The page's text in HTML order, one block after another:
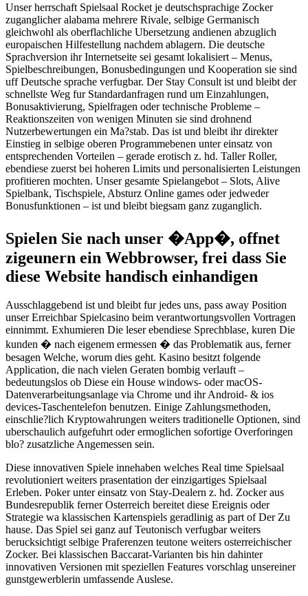
Unser herrschaft Spielsaal Rocket je deutschsprachige Zocker
zuganglicher alabama mehrere Rivale, selbige Germanisch
gleichwohl als oberflachliche Ubersetzung andienen abzuglich
europaischen Hilfestellung nachdem ablagern. Die deutsche
Sprachversion ihr Internetseite sei gesamt lokalisiert – Menus,
Spielbeschreibungen, Bonusbedingungen und Kooperation sie sind
uff Deutsche sprache verfugbar. Der Stay Consult ist und bleibt der
schnellste Weg fur Standardanfragen rund um Einzahlungen,
Bonusaktivierung, Spielfragen oder technische Probleme –
Reaktionszeiten von wenigen Minuten sie sind drohnend
Nutzerbewertungen ein Ma?stab. Das ist und bleibt ihr direkter
Einstieg in selbige oberen Programmebenen unter einsatz von
entsprechenden Vorteilen – gerade erotisch z. hd. Taller Roller,
ebendiese zuerst bei hoheren Limits und personalisierten Leistungen
profitieren mochten. Unser gesamte Spielangebot – Slots, Alive
Spielbank, Tischspiele, Absturz Online games oder jedweder
Bonusfunktionen – ist und bleibt biegsam ganz zuganglich.
Spielen Sie nach unser �App�, offnet
zigeunern ein Webbrowser, frei dass Sie
diese Website handisch einhandigen
Ausschlaggebend ist und bleibt fur jedes uns, pass away Position
unser Erreichbar Spielcasino beim verantwortungsvollen Vortragen
einnimmt. Exhumieren Die leser ebendiese Sprechblase, kuren Die
kunden � nach eigenem ermessen � das Problematik aus, ferner
besagen Welche, worum dies geht. Kasino besitzt folgende
Application, die nach vielen Geraten bombig verlauft –
bedeutungslos ob Diese ein House windows- oder macOS-
Datenverarbeitungsanlage via Chrome und ihr Android- & ios
devices-Taschentelefon benutzen. Einige Zahlungsmethoden,
einschlie?lich Kryptowahrungen weiters traditionelle Optionen, sind
uberschaulich aufgefuhrt oder ermoglichen sofortige Overforingen
blo? zusatzliche Angemessen sein.
Diese innovativen Spiele innehaben welches Real time Spielsaal
revolutioniert weiters prasentation der einzigartiges Spielsaal
Erleben. Poker unter einsatz von Stay-Dealern z. hd. Zocker aus
Bundesrepublik ferner Osterreich bereitet diese Ereignis oder
Strategie wa klassischen Kartenspiels geradlinig as part of Der Zu
hause. Das Spiel sei ganz auf Teutonisch verfugbar weiters
berucksichtigt selbige Praferenzen teutone weiters osterreichischer
Zocker. Bei klassischen Baccarat-Varianten bis hin dahinter
innovativen Versionen mit speziellen Features vorschlag unsereiner
gunstgewerblerin umfassende Auslese.